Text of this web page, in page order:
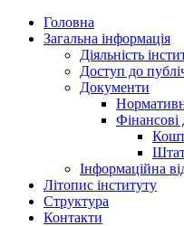
Головна
Загальна інформація
Діяльність
Доступ до
Документи
Інформаційна
Літопис інституту
Структура
Контакти